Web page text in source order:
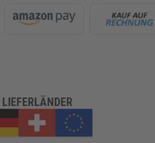
LIEFERLÄNDER